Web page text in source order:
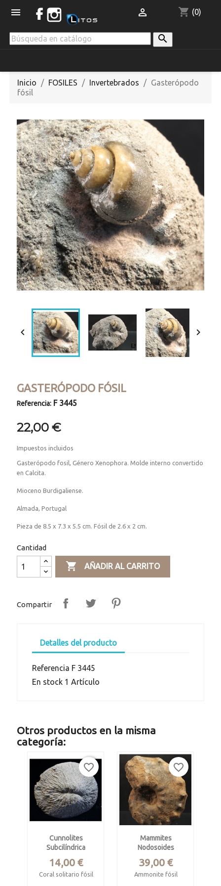
 shopping_cart (0)


Inicio FOSILES Invertebrados
Gasterópodo
fósil
 
GASTERÓPODO FÓSIL
Referencia: F 3445
22,00 €
Impuestos incluidos
Gasterópodo fosil, Género Xenophora. Molde interno convertido
en Calcita.
Mioceno Burdigaliense.
Almada, Portugal
Pieza de 8.5 x 7.3 x 5.5 cm. Fósil de 2.6 x 2 cm.
Cantidad
 AÑADIR AL CARRITO
Compartir
Detalles del producto
Referencia F 3445
En stock 1 Artículo
Otros productos en la misma
categoría:
Cunnolites
Subcilíndrica
Precio
14,00 €
Coral solitario fósil
favorite_border
Mammites
Nodosoides
Precio
39,00 €
Ammonite fósil
favorite_border